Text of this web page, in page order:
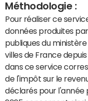
Méthodologie :
Pour réaliser ce
données produites
publiques du
villes de France
dans ce service
de l'impôt sur le
déclarés pour l'année